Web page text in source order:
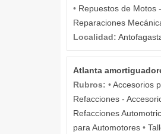
• Repuestos de Motos
Reparaciones
Localidad:
Atlanta
Rubros: •Accesorios
Refacciones -
Refacciones
para Automotores •